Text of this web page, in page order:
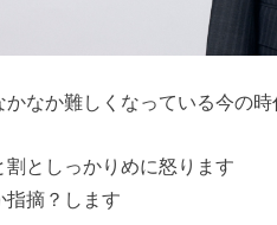
かなか難しくなっている今の
割としっかりめに怒ります
指摘？します